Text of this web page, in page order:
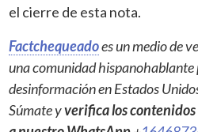
el cierre de esta nota.
Factchequeadoes un medio de
una comunidad
desinformación en Estados
Súmate yverifica los